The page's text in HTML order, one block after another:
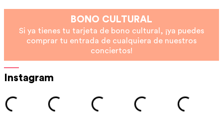
BONO CULTURAL
Si ya tienes tu tarjeta de bono cultural, ¡ya puedes
comprar tu entrada de cualquiera de nuestros
conciertos!
Instagram